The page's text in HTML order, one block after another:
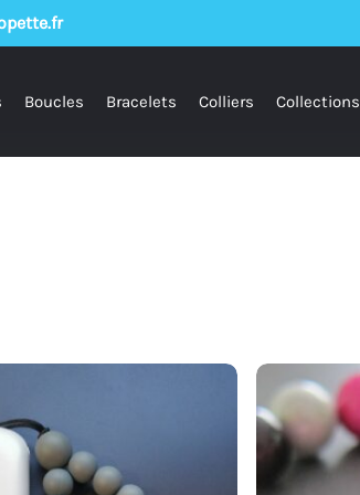
Boucles Bracelets Colliers Collections